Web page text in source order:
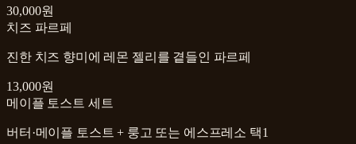
30,000원
치즈 파르페
진한 치즈 향미에 레몬 젤리를 곁들인 파르페
13,000원
메이플 토스트 세트
버터·메이플 토스트 + 룽고 또는 에스프레소 택1